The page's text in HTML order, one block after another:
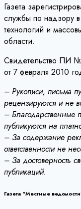
Газета
службы по надзору
технологий и
области.
Свидетельство ПИ
от 7 февраля 2010
– Рукописи, письма
рецензируются и не
– Благодарственные
публикуются на
– За содержание
ответственности не
– За достоверность
публикаций.
Газета “Местные